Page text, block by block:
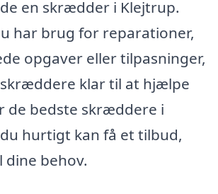
en skrædder i Klejtrup.
har brug for reparationer,
opgaver eller tilpasninger,
klar til at hjælpe
de bedste skræddere i
hurtigt kan få et tilbud,
dine behov.